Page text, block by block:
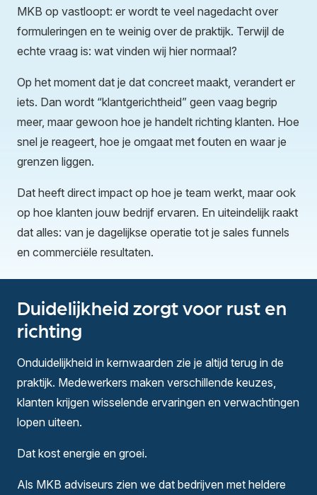
MKB op vastloopt: er wordt te veel nagedacht over
formuleringen en te weinig over de praktijk. Terwijl de
echte vraag is: wat vinden wij hier normaal?
Op het moment dat je dat concreet maakt, verandert er
iets. Dan wordt “klantgerichtheid” geen vaag begrip
meer, maar gewoon hoe je handelt richting klanten. Hoe
snel je reageert, hoe je omgaat met fouten en waar je
grenzen liggen.
Dat heeft direct impact op hoe je team werkt, maar ook
op hoe klanten jouw bedrijf ervaren. En uiteindelijk raakt
dat alles: van je dagelijkse operatie tot je sales funnels
en commerciële resultaten.
Duidelijkheid zorgt voor rust en
richting
Onduidelijkheid in kernwaarden zie je altijd terug in de
praktijk. Medewerkers maken verschillende keuzes,
klanten krijgen wisselende ervaringen en verwachtingen
lopen uiteen.
Dat kost energie en groei.
Als MKB adviseurs zien we dat bedrijven met heldere